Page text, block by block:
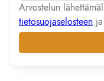
Arvostelun
tietosuojaselosteen ja